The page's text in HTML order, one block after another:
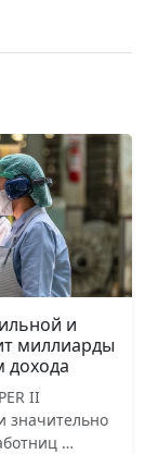
и
миллиарды
дохода
II
значительно
…